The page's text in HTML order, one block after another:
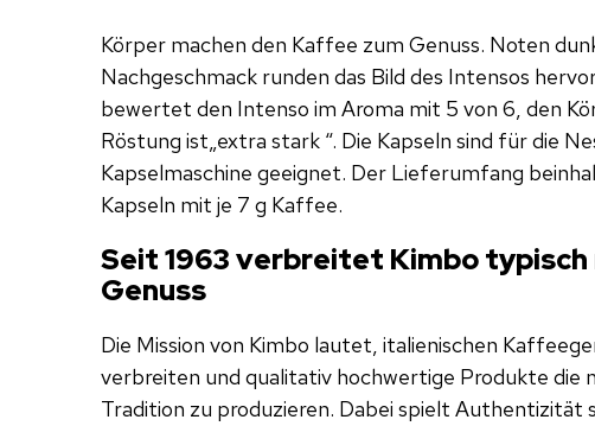
Körper machen den Kaffee zum Genuss. Noten
Nachgeschmack runden das Bild des Intensos
bewertet den Intenso im Aroma mit 5 von 6, den
Röstung ist„extra stark “. Die Kapseln sind für die
Kapselmaschine geeignet. Der Lieferumfang
Kapseln mit je 7 g Kaffee.
Seit 1963 verbreitet Kimbo typisch
Genuss
Die Mission von Kimbo lautet, italienischen
verbreiten und qualitativ hochwertige Produkte die
Tradition zu produzieren. Dabei spielt Authentizität